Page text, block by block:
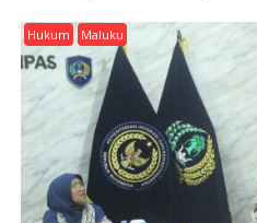
Hukum Maluku